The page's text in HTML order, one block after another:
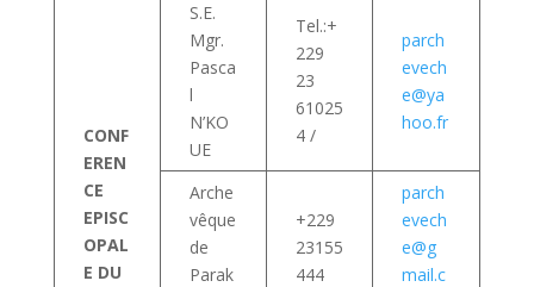
CONF
EREN
CE
EPISC
OPAL
E DU
S.E.
Mgr.
Pasca
l
N’KO
UE
Tel.:+
229
23
61025
4 /
parch
evech
e@ya
hoo.fr
Arche
vêque
de
Parak
+229
23155
444
parch
evech
e@g
mail.c